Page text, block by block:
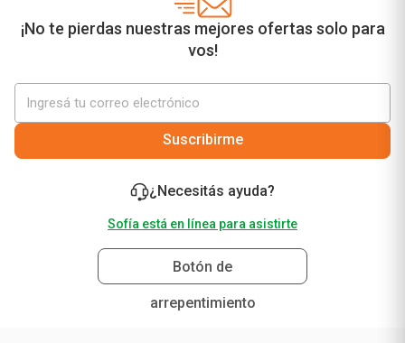
¡No te pierdas nuestras mejores ofertas solo para
vos!
Suscribirme
¿Necesitás ayuda?
Sofía está en línea para asistirte
Botón de
arrepentimiento